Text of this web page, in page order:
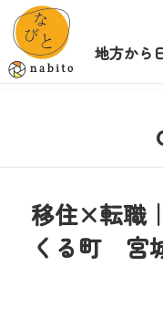
地方から
移住×転職
くる町 宮